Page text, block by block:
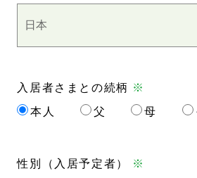
入居者さまとの続柄 ※
本人
父 母
性別（入居予定者） ※